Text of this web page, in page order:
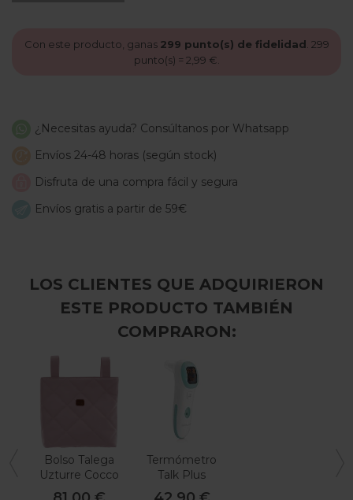
Con este producto, ganas 299 punto(s) de fidelidad 299
punto(s) = 2,99 €
¿Necesitas ayuda? Consúltanos por Whatsapp
Envíos 24-48 horas (según stock)
Disfruta de una compra fácil y segura
Envíos gratis a partir de 59€
LOS CLIENTES QUE ADQUIRIERON
ESTE PRODUCTO TAMBIÉN
COMPRARON:
Bolso Talega
Uzturre Cocco
Termómetro
Talk Plus
Miniland